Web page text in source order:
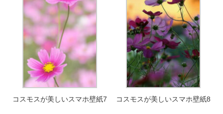
コスモスが美しいスマホ壁紙7 コスモスが美しいスマホ壁紙8